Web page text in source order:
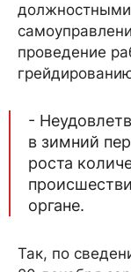
проведение
-
в зимний
роста
органе.
Так, по